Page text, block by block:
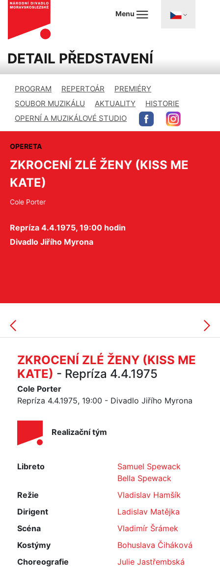
Menu
DETAIL PŘEDSTAVENÍ
PROGRAM REPERTOÁR
PREMIÉRY
SOUBOR MUZIKÁLU
AKTUALITY
HISTORIE
OPERNÍ A MUZIKÁLOVÉ STUDIO
OPERETA
ZKROCENÍ ZLÉ ŽENY (KISS ME
KATE)
Cole Porter
Repríza 4.4.1975, 19:00 hodin
Divadlo Jiřího Myrona
ZKROCENÍ ZLÉ ŽENY (KISS ME
KATE) - Repríza 4.4.1975
Cole Porter
Repríza 4.4.1975, 19:00 - Divadlo Jiřího Myrona
Realizační tým
Libreto
Samuel Spewack
Bella Spewack
Režie
Vladislav Hamšík
Dirigent
Ladislav Matějka
Scéna
Vladimír Šrámek
Kostýmy
Bohuslava Čiháková
Choreografie
Julie Jastřembská